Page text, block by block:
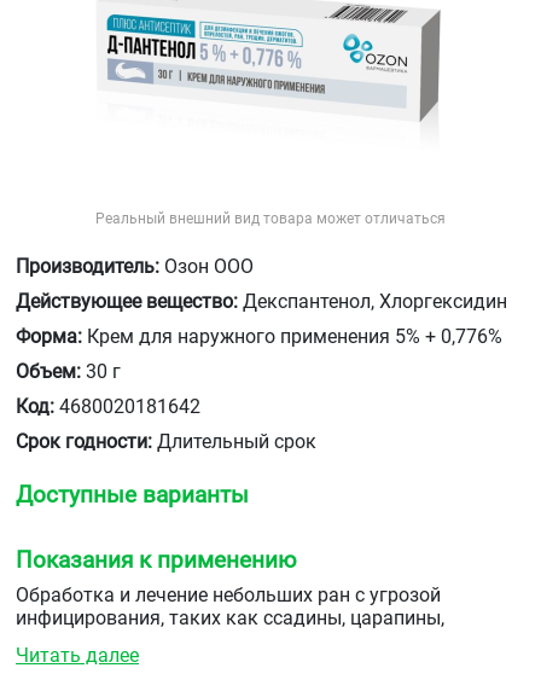
Реальный внешний вид товара может отличаться
Производитель: Озон ООО
Действующее вещество: Декспантенол, Хлоргексидин
Форма: Крем для наружного применения 5% + 0,776%
Объем: 30 г
Код: 4680020181642
Срок годности: Длительный срок
Доступные варианты
Показания к применению
Обработка и лечение небольших ран с угрозой
инфицирования, таких как ссадины, царапины,
инфицированных поверхностных поражений кожи
Читать далее